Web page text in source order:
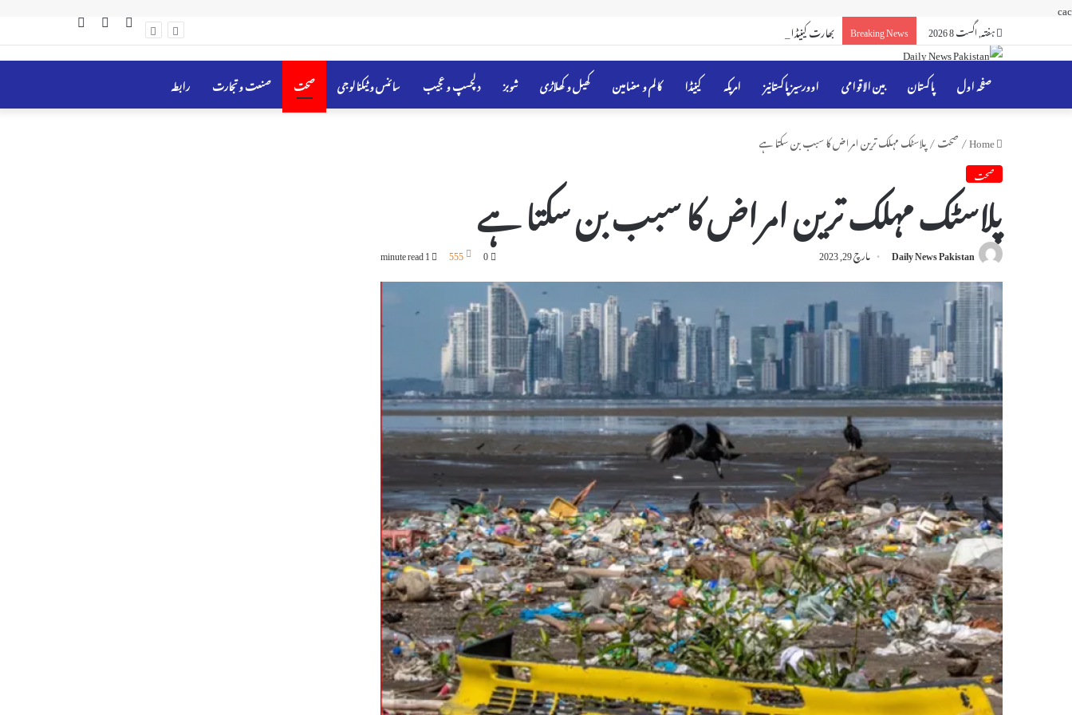
cac
ہفتہ, اگست 8 2026 Breaking News بھارت کینیڈا کے سائبر خطرے کی فہرست میں شامل
Random
Article
Log
In
صفحہ اول پاکستان بین الاقوامی اوورسیز پاکستانیز امریکہ کینیڈا کالم و مضامین کھیل و کھلاڑی شوبز دلچسپ و عجیب سائنس و ٹیکنالوجی صحت صنعت و تجارت رابطہ
/صحت/پلاسٹک مہلک ترین امراض کا سبب بن سکتا ہے
صحت
پلاسٹک مہلک ترین امراض کا سبب بن سکتا ہے
Daily News Pakistan مارچ 29, 2023 0
555